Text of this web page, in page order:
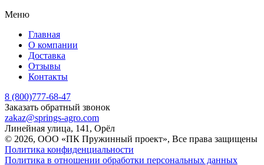
Меню
Главная
О компании
Доставка
Отзывы
Контакты
8 (800)777-68-47
Заказать обратный звонок
zakaz@springs-agro.com
Линейная улица, 141, Орёл
© 2026, ООО «ПК Пружинный проект», Все права защищены
Политика конфиденциальности
Политика в отношении обработки персональных данных